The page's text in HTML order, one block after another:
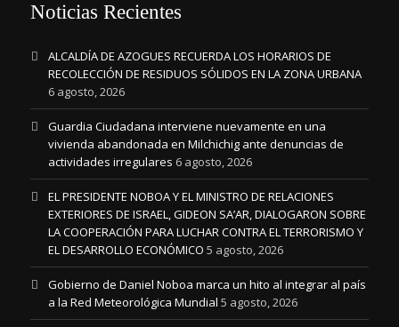
Noticias Recientes
ALCALDÍA DE AZOGUES RECUERDA LOS HORARIOS DE
RECOLECCIÓN DE RESIDUOS SÓLIDOS EN LA ZONA URBANA
6 agosto, 2026
Guardia Ciudadana interviene nuevamente en una
vivienda abandonada en Milchichig ante denuncias de
actividades irregulares 6 agosto, 2026
EL PRESIDENTE NOBOA Y EL MINISTRO DE RELACIONES
EXTERIORES DE ISRAEL, GIDEON SA’AR, DIALOGARON SOBRE
LA COOPERACIÓN PARA LUCHAR CONTRA EL TERRORISMO Y
EL DESARROLLO ECONÓMICO 5 agosto, 2026
Gobierno de Daniel Noboa marca un hito al integrar al país
a la Red Meteorológica Mundial 5 agosto, 2026